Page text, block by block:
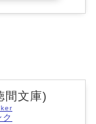
間文庫)